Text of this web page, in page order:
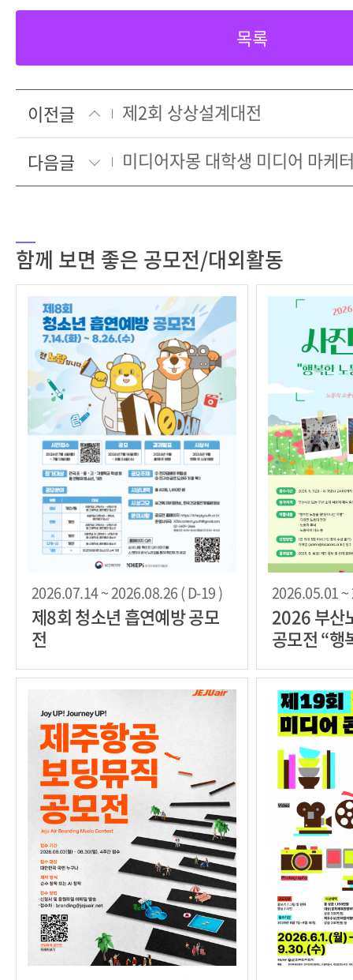
목록
이전글
제2회 상상설계대전
다음글
미디어자몽 대학생 미디어 마케
함께 보면 좋은 공모전/대외활동
2026.07.14 ~ 2026.08.26 ( D-19 )
제8회 청소년 흡연예방 공모
전
2026.05.01 ~
2026 부산
공모전 “행